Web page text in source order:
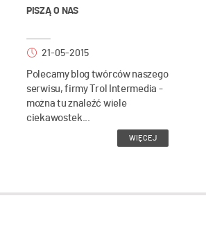
PISZĄ O NAS
21-05-2015
Polecamy blog twórców naszego
serwisu, firmy Trol Intermedia -
można tu znaleźć wiele
ciekawostek...
WIĘCEJ